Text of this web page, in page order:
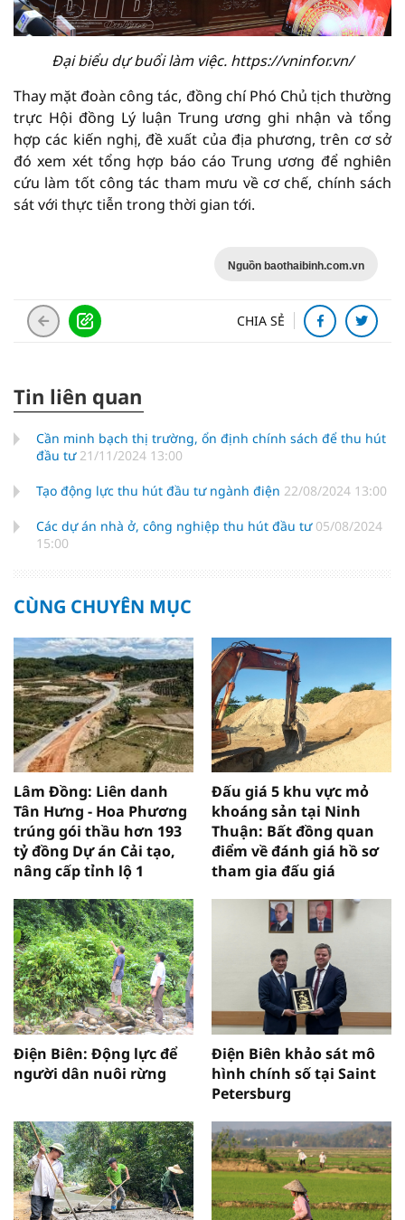
Đại biểu dự buổi làm việc. https://vninfor.vn/
Thay mặt đoàn công tác, đồng chí Phó Chủ tịch thường
trực Hội đồng Lý luận Trung ương ghi nhận và tổng
hợp các kiến nghị, đề xuất của địa phương, trên cơ sở
đó xem xét tổng hợp báo cáo Trung ương để nghiên
cứu làm tốt công tác tham mưu về cơ chế, chính sách
sát với thực tiễn trong thời gian tới.
Nguồn baothaibinh.com.vn
CHIA SẺ
Tin liên quan
Cần minh bạch thị trường, ổn định chính sách để thu hút
đầu tư 21/11/2024 13:00
Tạo động lực thu hút đầu tư ngành điện 22/08/2024 13:00
Các dự án nhà ở, công nghiệp thu hút đầu tư 05/08/2024
15:00
CÙNG CHUYÊN MỤC
Lâm Đồng: Liên danh
Tân Hưng - Hoa Phương
trúng gói thầu hơn 193
tỷ đồng Dự án Cải tạo,
nâng cấp tỉnh lộ 1
Đấu giá 5 khu vực mỏ
khoáng sản tại Ninh
Thuận: Bất đồng quan
điểm về đánh giá hồ sơ
tham gia đấu giá
Điện Biên: Động lực để
người dân nuôi rừng
Điện Biên khảo sát mô
hình chính số tại Saint
Petersburg